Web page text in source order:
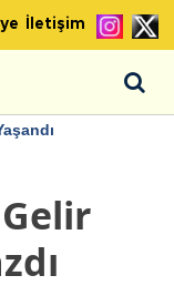
İletişim
Gelir